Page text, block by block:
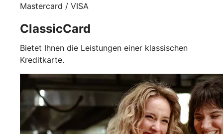
Mastercard / VISA
ClassicCard
Bietet Ihnen die Leistungen einer klassischen
Kreditkarte.